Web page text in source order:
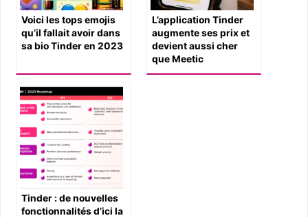
Voici les tops emojis
qu’il fallait avoir dans
sa bio Tinder en 2023
L’application Tinder
augmente ses prix et
devient aussi cher
que Meetic
Tinder : de nouvelles
fonctionnalités d’ici la